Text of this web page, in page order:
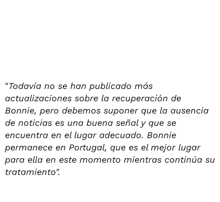
"Todavía no se han publicado más
actualizaciones sobre la recuperación de
Bonnie, pero debemos suponer que la ausencia
de noticias es una buena señal y que se
encuentra en el lugar adecuado. Bonnie
permanece en Portugal, que es el mejor lugar
para ella en este momento mientras continúa su
tratamiento".